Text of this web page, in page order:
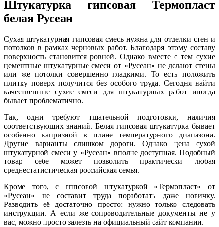
Штукатурка гипсовая Термопласт
белая Русеан
Сухая штукатурная гипсовая смесь нужна для отделки стен и
потолков в рамках черновых работ. Благодаря этому составу
поверхность становится ровной. Однако вместе с тем сухие
цементные штукатурные смеси от «Русеан» не делают стены
или же потолки совершенно гладкими. То есть положить
плитку поверх получится без особого труда. Сегодня найти
качественные сухие смеси для штукатурных работ иногда
бывает проблематично.
Так, одни требуют тщательной подготовки, наличия
соответствующих знаний. Белая гипсовая штукатурка бывает
особенно капризной в плане температурного диапазона.
Другие варианты слишком дороги. Однако цена сухой
штукатурной смеси у «Русеан» вполне доступная. Подобный
товар себе может позволить практически любая
среднестатистическая российская семья.
Кроме того, с гппсовой штукатуркой «Термопласт» от
«Русеан» не составит труда поработать даже новичку.
Разводить её достаточно просто: нужно только следовать
инструкции. А если же сопроводительные документы не у
вас, можно просто залезть на официальный сайт компании.